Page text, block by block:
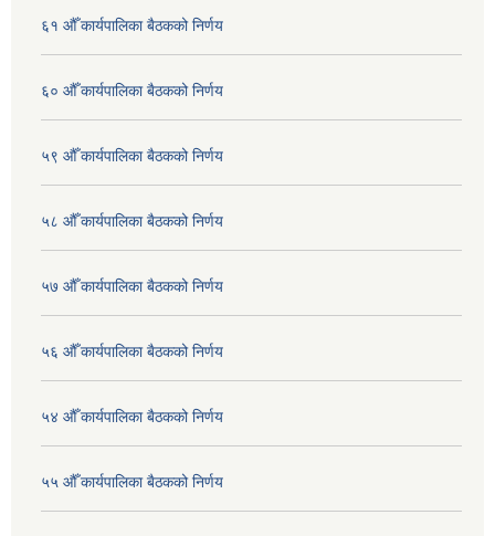
६१ औँ कार्यपालिका बैठकको निर्णय
६० औँ कार्यपालिका बैठकको निर्णय
५९ औँ कार्यपालिका बैठकको निर्णय
५८ औँ कार्यपालिका बैठकको निर्णय
५७ औँ कार्यपालिका बैठकको निर्णय
५६ औँ कार्यपालिका बैठकको निर्णय
५४ औँ कार्यपालिका बैठकको निर्णय
५५ औँ कार्यपालिका बैठकको निर्णय